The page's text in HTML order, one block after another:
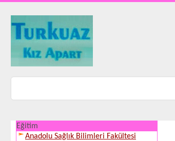
Eğitim
Anadolu Sağlık Bilimleri Fakültesi